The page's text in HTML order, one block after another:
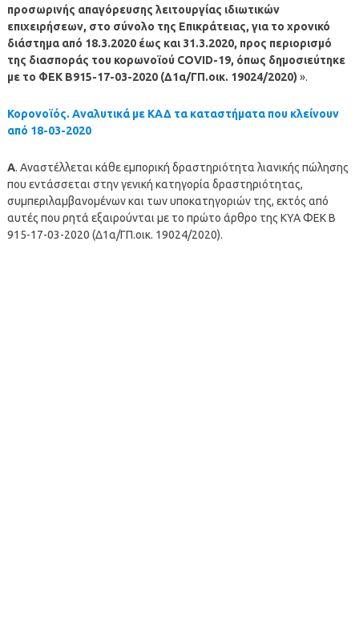
προσωρινής απαγόρευσης λειτουργίας ιδιωτικών
επιχειρήσεων, στο σύνολο της Επικράτειας, για το χρονικό
διάστημα από 18.3.2020 έως και 31.3.2020, προς περιορισμό
της διασποράς του κορωνοϊού COVID-19, όπως δημοσιεύτηκε
με το ΦΕΚ Β915-17-03-2020 (Δ1α/ΓΠ.οικ. 19024/2020) ».
Κορονοϊός. Αναλυτικά με ΚΑΔ τα καταστήματα που κλείνουν
από 18-03-2020
A. Αναστέλλεται κάθε εμπορική δραστηριότητα λιανικής πώλησης
που εντάσσεται στην γενική κατηγορία δραστηριότητας,
συμπεριλαμβανομένων και των υποκατηγοριών της, εκτός από
αυτές που ρητά εξαιρούνται με το πρώτο άρθρο της ΚΥΑ ΦΕΚ Β
915-17-03-2020 (Δ1α/ΓΠ.οικ. 19024/2020).